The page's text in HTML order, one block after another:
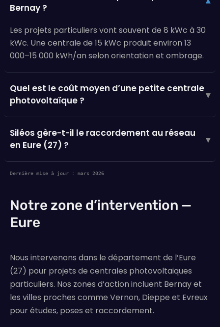
Bernay ?
Les projets particuliers vont souvent de 8 kWc à 30
kWc. Une centrale de 15 kWc produit environ 13
000–15 000 kWh/an selon orientation et ombrage.
Quel est le coût moyen d’une petite centrale
photovoltaïque ?
▾
Siléos gère-t-il le raccordement au réseau
en Eure (27) ?
▾
Dernière mise à jour : mars 2026
Notre zone d’intervention —
Eure
Nous intervenons dans le département de l’Eure
(27) pour projets de centrales photovoltaiques
particuliers. Nos zones d’action incluent Bernay et
les villes proches comme Vernon, Dieppe et Evreux
pour études, poses et raccordement.